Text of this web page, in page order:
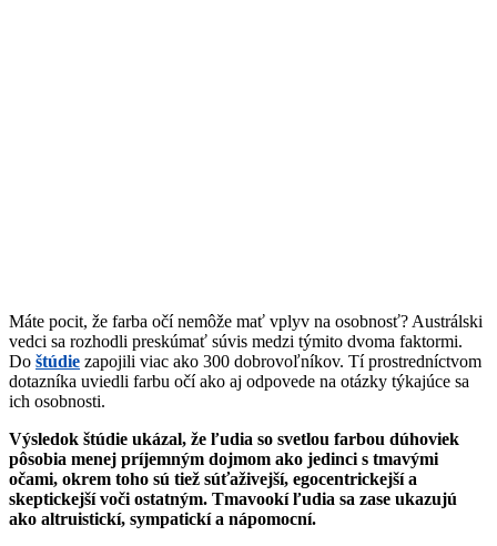
Máte pocit, že farba očí nemôže mať vplyv na osobnosť? Austrálski
vedci sa rozhodli preskúmať súvis medzi týmito dvoma faktormi.
Do štúdie zapojili viac ako 300 dobrovoľníkov. Tí prostredníctvom
dotazníka uviedli farbu očí ako aj odpovede na otázky týkajúce sa
ich osobnosti.
Výsledok štúdie ukázal, že ľudia so svetlou farbou dúhoviek
pôsobia menej príjemným dojmom ako jedinci s tmavými
očami, okrem toho sú tiež súťaživejší, egocentrickejší a
skeptickejší voči ostatným. Tmavookí ľudia sa zase ukazujú
ako altruistickí, sympatickí a nápomocní.